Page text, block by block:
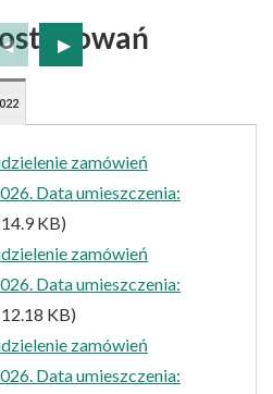
zamówień
Data umieszczenia:
KB)
zamówień
Data umieszczenia:
KB)
zamówień
Data umieszczenia: